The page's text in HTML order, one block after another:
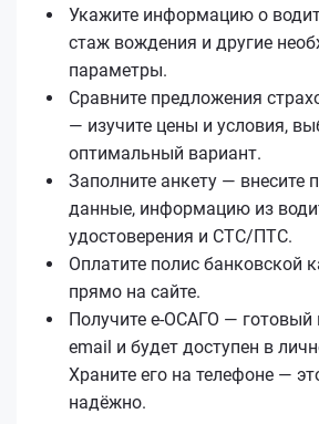
Укажите информацию о
стаж вождения и другие
параметры.
Сравните предложения
— изучите цены и условия,
оптимальный вариант.
Заполните анкету — внесите
данные, информацию из
удостоверения и СТС/ПТС.
Оплатите полис банковской
прямо на сайте.
Получите е‑ОСАГО — готовый
email и будет доступен в
Храните его на телефоне —
надёжно.